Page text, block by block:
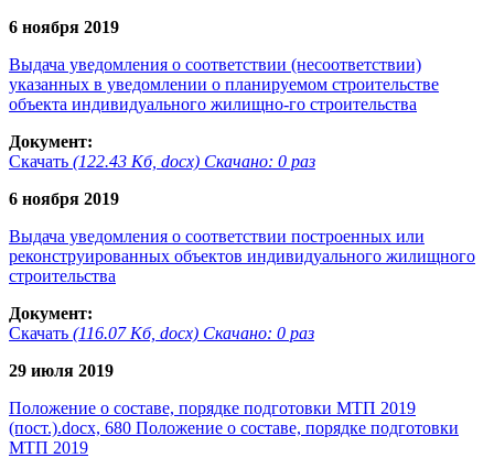
6 ноября 2019
Выдача уведомления о соответствии (несоответствии)
указанных в уведомлении о планируемом строительстве
объекта индивидуального жилищно-го строительства
Документ:
Скачать (122.43 Кб, docx) Скачано: 0 раз
6 ноября 2019
Выдача уведомления о соответствии построенных или
реконструированных объектов индивидуального жилищного
строительства
Документ:
Скачать (116.07 Кб, docx) Скачано: 0 раз
29 июля 2019
Положение о составе, порядке подготовки МТП 2019
(пост.).docx, 680 Положение о составе, порядке подготовки
МТП 2019